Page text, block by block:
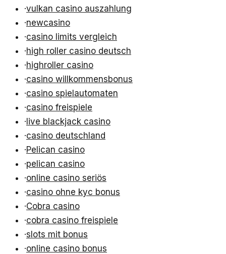
·vulkan casino auszahlung
·newcasino
·casino limits vergleich
·high roller casino deutsch
·highroller casino
·casino willkommensbonus
·casino spielautomaten
·casino freispiele
·live blackjack casino
·casino deutschland
·Pelican casino
·pelican casino
·online casino seriös
·casino ohne kyc bonus
·Cobra casino
·cobra casino freispiele
·slots mit bonus
·online casino bonus